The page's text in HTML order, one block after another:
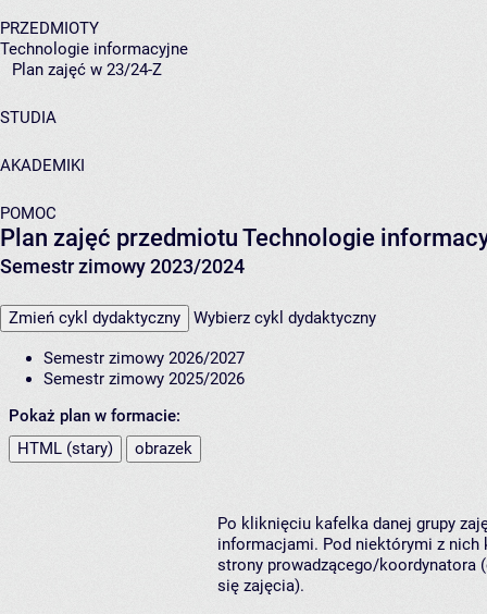
PRZEDMIOTY
Technologie informacyjne
Plan zajęć w 23/24-Z
STUDIA
AKADEMIKI
POMOC
Plan zajęć przedmiotu Technologie
Semestr zimowy 2023/2024
Zmień cykl dydaktyczny Wybierz cykl dydaktyczny
Semestr zimowy 2026/2027
Semestr zimowy 2025/2026
Pokaż plan w formacie:
HTML (stary)
obrazek
Po kliknięciu kafelka danej grupy
informacjami. Pod niektórymi z nich
strony prowadzącego/koordynatora
się zajęcia).